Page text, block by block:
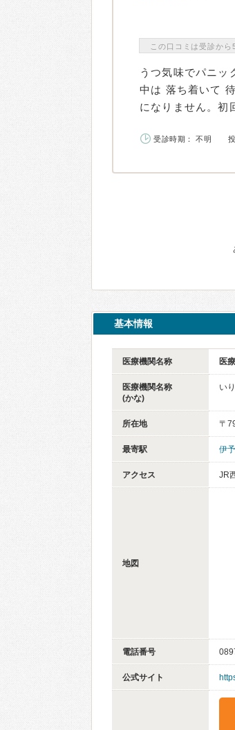
この口コミは受診から
うつ気味でパニッ
中は 落ち着いて
になりません。初
受診時期： 不明
基本情報
医療機関名称 医
医療機関名称
(かな)
い
所在地 〒
最寄駅 伊
アクセス JR
地図
電話番号
公式サイト